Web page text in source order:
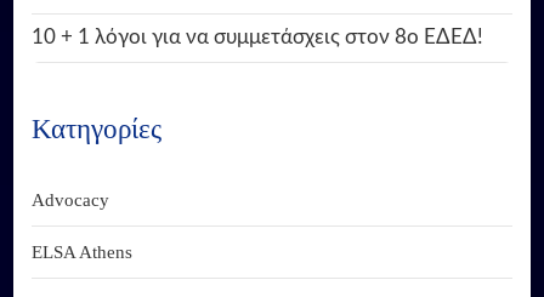
10 + 1 λόγοι για να συμμετάσχεις στον 8ο ΕΔΕΔ!
Κατηγορίες
Advocacy
ELSA Athens